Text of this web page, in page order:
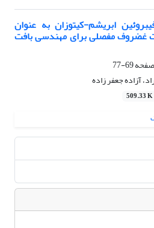
ابریشم-کیتوزان به عنوان
غضروف مفصلی برای ‏مهندسی بافت
69-77
آزاده جعفر زاده
509.33 K